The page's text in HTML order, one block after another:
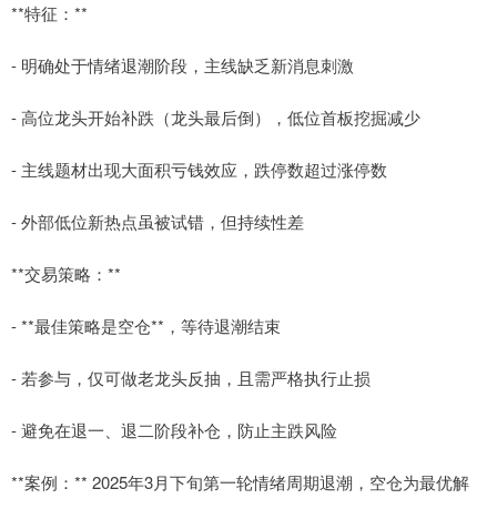
**特征：**
- 明确处于情绪退潮阶段，主线缺乏新消息刺激
- 高位龙头开始补跌（龙头最后倒），低位首板挖掘减少
- 主线题材出现大面积亏钱效应，跌停数超过涨停数
- 外部低位新热点虽被试错，但持续性差
**交易策略：**
- **最佳策略是空仓**，等待退潮结束
- 若参与，仅可做老龙头反抽，且需严格执行止损
- 避免在退一、退二阶段补仓，防止主跌风险
**案例：** 2025年3月下旬第一轮情绪周期退潮，空仓为最优解